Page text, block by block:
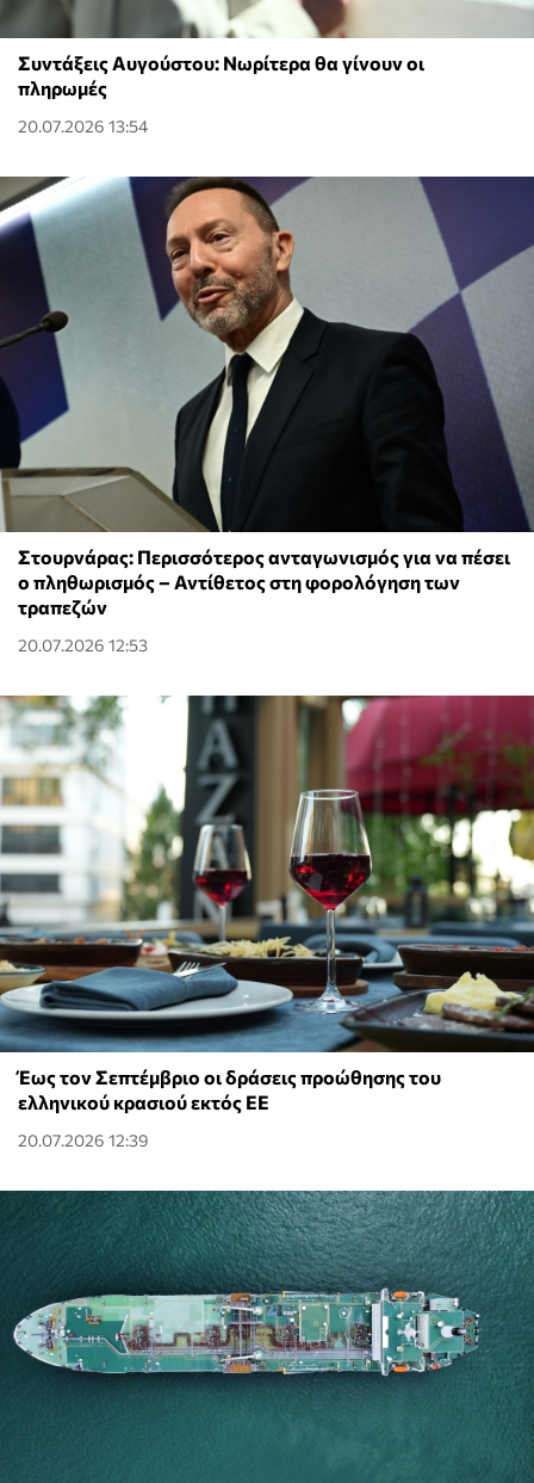
Συντάξεις Αυγούστου: Νωρίτερα θα γίνουν οι
πληρωμές
20.07.2026 13:54
Στουρνάρας: Περισσότερος ανταγωνισμός για να πέσει
ο πληθωρισμός – Αντίθετος στη φορολόγηση των
τραπεζών
20.07.2026 12:53
Έως τον Σεπτέμβριο οι δράσεις προώθησης του
ελληνικού κρασιού εκτός ΕΕ
20.07.2026 12:39